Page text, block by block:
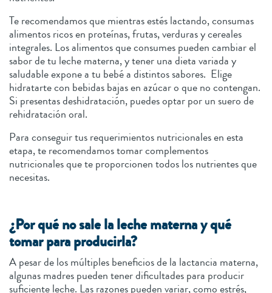
Te recomendamos que mientras estés lactando, consumas
alimentos ricos en proteínas, frutas, verduras y cereales
integrales. Los alimentos que consumes pueden cambiar el
sabor de tu leche materna, y tener una dieta variada y
saludable expone a tu bebé a distintos sabores. Elige
hidratarte con bebidas bajas en azúcar o que no contengan.
Si presentas deshidratación, puedes optar por un suero de
rehidratación oral.
Para conseguir tus requerimientos nutricionales en esta
etapa, te recomendamos tomar complementos
nutricionales que te proporcionen todos los nutrientes que
necesitas.
¿Por qué no sale la leche materna y qué
tomar para producirla?
A pesar de los múltiples beneficios de la lactancia materna,
algunas madres pueden tener dificultades para producir
suficiente leche. Las razones pueden variar, como estrés,